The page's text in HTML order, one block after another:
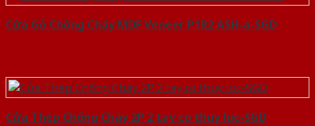
Cửa Gỗ Chống Cháy MDF Veneer P1R2 ASH-a-SGD
Cửa Thép Chống Cháy 2P 2 tay co thuy luc-SGD